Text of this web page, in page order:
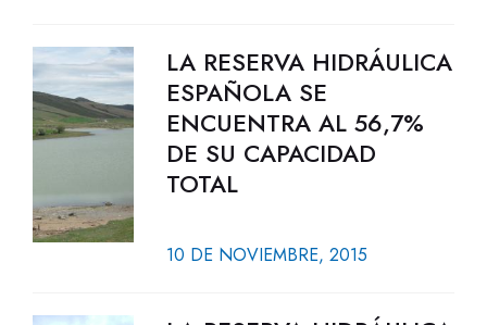
LA RESERVA HIDRÁULICA
ESPAÑOLA SE
ENCUENTRA AL 56,7%
DE SU CAPACIDAD
TOTAL
10 DE NOVIEMBRE, 2015